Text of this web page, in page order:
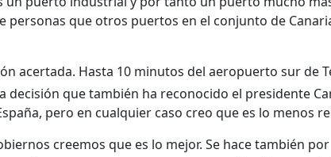
que otros puertos en el conjunto de
acertada. Hasta 10 minutos del aeropuerto sur de
que también ha reconocido el presidente
pero en cualquier caso creo que es lo menos
creemos que es lo mejor. Se hace también por